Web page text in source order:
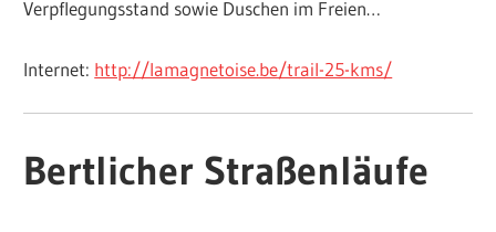
Verpflegungsstand sowie Duschen im Freien…
Internet: http://lamagnetoise.be/trail-25-kms/
Bertlicher Straßenläufe